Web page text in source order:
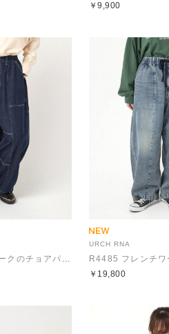
￥9,900
R4485 フレンチワークのチョアパンツ
URCH RNA
￥19,800